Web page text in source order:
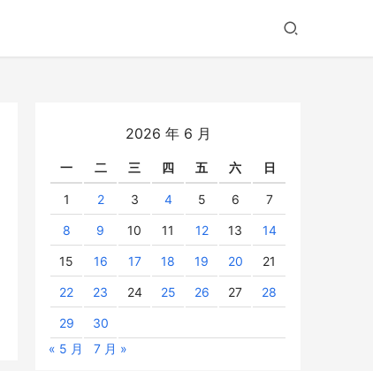
2026 年 6 月
一 二 三 四 五 六 日
1 2 3 4 5 6 7
8 9 10 11 12 13 14
15 16 17 18 19 20 21
22 23 24 25 26 27 28
29
30
« 5 月
7 月 »